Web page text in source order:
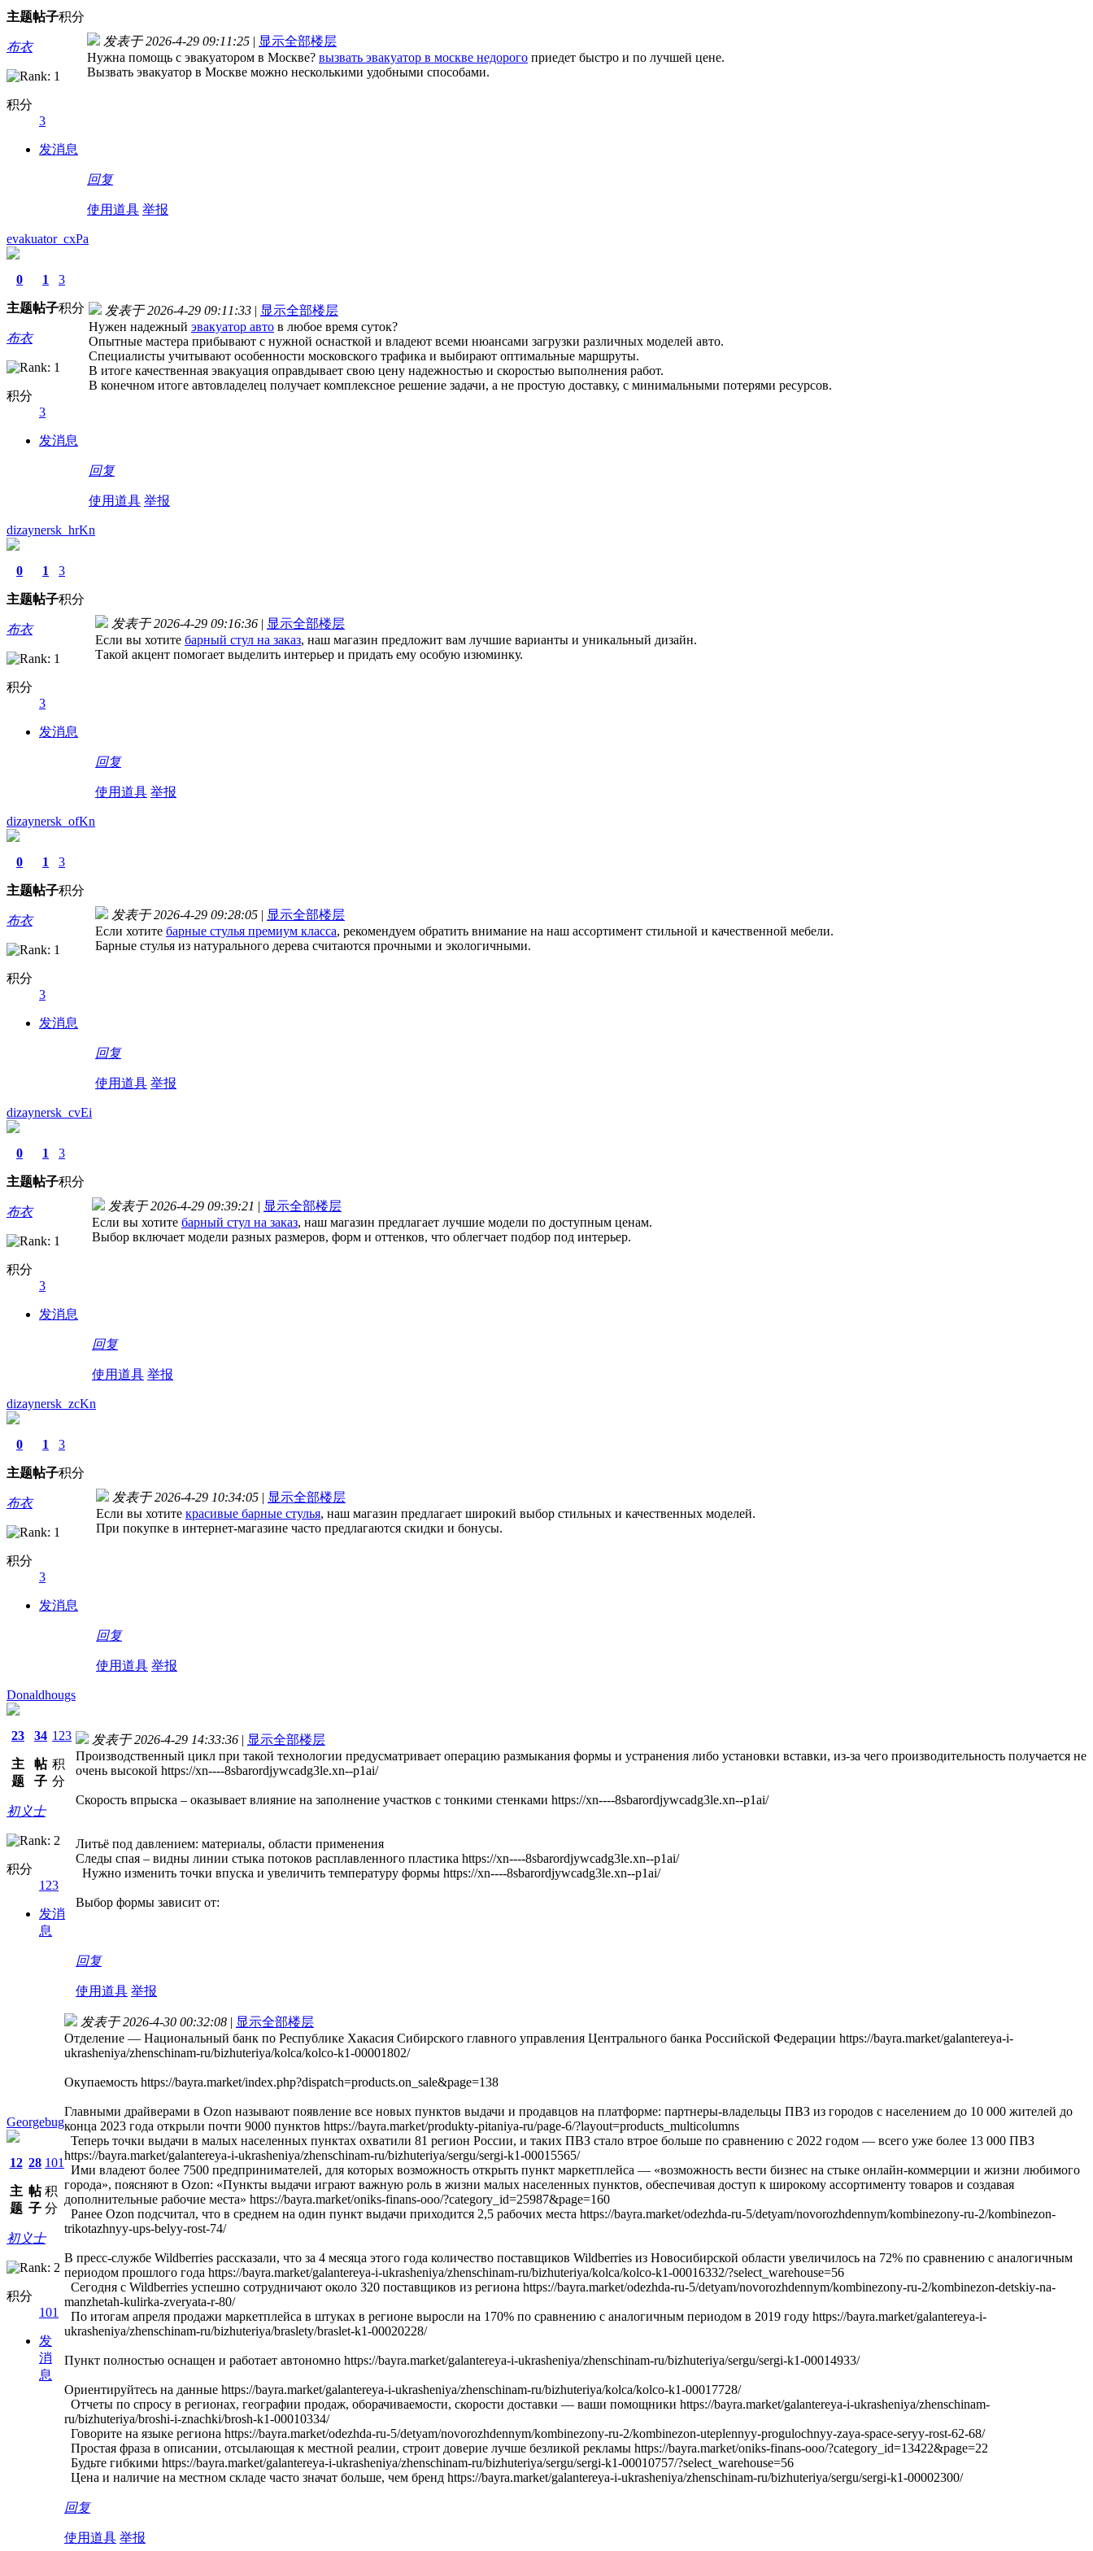
主题帖子积分
布衣
积分
3
发消息
发表于 2026-4-29 09:11:25 | 显示全部楼层
Нужна помощь с эвакуатором в Москве? вызвать эвакуатор в москве недорого приедет быстро и по лучшей цене.
Вызвать эвакуатор в Москве можно несколькими удобными способами.
回复
使用道具 举报
evakuator_cxPa
0
主题
1
帖子
3
积分
布衣
积分
3
发消息
发表于 2026-4-29 09:11:33 | 显示全部楼层
Нужен надежный эвакуатор авто в любое время суток?
Опытные мастера прибывают с нужной оснасткой и владеют всеми нюансами загрузки различных моделей авто.
Специалисты учитывают особенности московского трафика и выбирают оптимальные маршруты.
В итоге качественная эвакуация оправдывает свою цену надежностью и скоростью выполнения работ.
В конечном итоге автовладелец получает комплексное решение задачи, а не простую доставку, с минимальными потерями ресурсов.
回复
使用道具 举报
dizaynersk_hrKn
0
主题
1
帖子
3
积分
布衣
积分
3
发消息
发表于 2026-4-29 09:16:36 | 显示全部楼层
Если вы хотите барный стул на заказ, наш магазин предложит вам лучшие варианты и уникальный дизайн.
Такой акцент помогает выделить интерьер и придать ему особую изюминку.
回复
使用道具 举报
dizaynersk_ofKn
0
主题
1
帖子
3
积分
布衣
积分
3
发消息
发表于 2026-4-29 09:28:05 | 显示全部楼层
Если хотите барные стулья премиум класса, рекомендуем обратить внимание на наш ассортимент стильной и качественной мебели.
Барные стулья из натурального дерева считаются прочными и экологичными.
回复
使用道具 举报
dizaynersk_cvEi
0
主题
1
帖子
3
积分
布衣
积分
3
发消息
发表于 2026-4-29 09:39:21 | 显示全部楼层
Если вы хотите барный стул на заказ, наш магазин предлагает лучшие модели по доступным ценам.
Выбор включает модели разных размеров, форм и оттенков, что облегчает подбор под интерьер.
回复
使用道具 举报
dizaynersk_zcKn
0
主题
1
帖子
3
积分
布衣
积分
3
发消息
发表于 2026-4-29 10:34:05 | 显示全部楼层
Если вы хотите красивые барные стулья, наш магазин предлагает широкий выбор стильных и качественных моделей.
При покупке в интернет-магазине часто предлагаются скидки и бонусы.
回复
使用道具 举报
Donaldhougs
23
主
题
34
帖
子
123
积
分
初义士
积分
123
发消
息
发表于 2026-4-29 14:33:36 | 显示全部楼层
Производственный цикл при такой технологии предусматривает операцию размыкания формы и устранения либо установки вставки, из-за чего производительность получается не
очень высокой https://xn----8sbarordjywcadg3le.xn--p1ai/
Скорость впрыска – оказывает влияние на заполнение участков с тонкими стенками https://xn----8sbarordjywcadg3le.xn--p1ai/
Литьё под давлением: материалы, области применения
Следы спая – видны линии стыка потоков расплавленного пластика https://xn----8sbarordjywcadg3le.xn--p1ai/
Нужно изменить точки впуска и увеличить температуру формы https://xn----8sbarordjywcadg3le.xn--p1ai/
Выбор формы зависит от:
回复
使用道具 举报
Georgebug
12
主
题
28
帖
子
101
积
分
初义士
积分
101
发
消
息
发表于 2026-4-30 00:32:08 | 显示全部楼层
Отделение — Национальный банк по Республике Хакасия Сибирского главного управления Центрального банка Российской Федерации https://bayra.market/galantereya-i-
ukrasheniya/zhenschinam-ru/bizhuteriya/kolca/kolco-k1-00001802/
Окупаемость https://bayra.market/index.php?dispatch=products.on_sale&page=138
Главными драйверами в Ozon называют появление все новых пунктов выдачи и продавцов на платформе: партнеры-владельцы ПВЗ из городов с населением до 10 000 жителей до
конца 2023 года открыли почти 9000 пунктов https://bayra.market/produkty-pitaniya-ru/page-6/?layout=products_multicolumns
Теперь точки выдачи в малых населенных пунктах охватили 81 регион России, и таких ПВЗ стало втрое больше по сравнению с 2022 годом — всего уже более 13 000 ПВЗ
https://bayra.market/galantereya-i-ukrasheniya/zhenschinam-ru/bizhuteriya/sergu/sergi-k1-00015565/
Ими владеют более 7500 предпринимателей, для которых возможность открыть пункт маркетплейса — «возможность вести бизнес на стыке онлайн-коммерции и жизни любимого
города», поясняют в Ozon: «Пункты выдачи играют важную роль в жизни малых населенных пунктов, обеспечивая доступ к широкому ассортименту товаров и создавая
дополнительные рабочие места» https://bayra.market/oniks-finans-ooo/?category_id=25987&page=160
Ранее Ozon подсчитал, что в среднем на один пункт выдачи приходится 2,5 рабочих места https://bayra.market/odezhda-ru-5/detyam/novorozhdennym/kombinezony-ru-2/kombinezon-
trikotazhnyy-ups-belyy-rost-74/
В пресс-службе Wildberries рассказали, что за 4 месяца этого года количество поставщиков Wildberries из Новосибирской области увеличилось на 72% по сравнению с аналогичным
периодом прошлого года https://bayra.market/galantereya-i-ukrasheniya/zhenschinam-ru/bizhuteriya/kolca/kolco-k1-00016332/?select_warehouse=56
Сегодня с Wildberries успешно сотрудничают около 320 поставщиков из региона https://bayra.market/odezhda-ru-5/detyam/novorozhdennym/kombinezony-ru-2/kombinezon-detskiy-na-
manzhetah-kulirka-zveryata-r-80/
По итогам апреля продажи маркетплейса в штуках в регионе выросли на 170% по сравнению с аналогичным периодом в 2019 году https://bayra.market/galantereya-i-
ukrasheniya/zhenschinam-ru/bizhuteriya/braslety/braslet-k1-00020228/
Пункт полностью оснащен и работает автономно https://bayra.market/galantereya-i-ukrasheniya/zhenschinam-ru/bizhuteriya/sergu/sergi-k1-00014933/
Ориентируйтесь на данные https://bayra.market/galantereya-i-ukrasheniya/zhenschinam-ru/bizhuteriya/kolca/kolco-k1-00017728/
Отчеты по спросу в регионах, географии продаж, оборачиваемости, скорости доставки — ваши помощники https://bayra.market/galantereya-i-ukrasheniya/zhenschinam-
ru/bizhuteriya/broshi-i-znachki/brosh-k1-00010334/
Говорите на языке региона https://bayra.market/odezhda-ru-5/detyam/novorozhdennym/kombinezony-ru-2/kombinezon-uteplennyy-progulochnyy-zaya-space-seryy-rost-62-68/
Простая фраза в описании, отсылающая к местной реалии, строит доверие лучше безликой рекламы https://bayra.market/oniks-finans-ooo/?category_id=13422&page=22
Будьте гибкими https://bayra.market/galantereya-i-ukrasheniya/zhenschinam-ru/bizhuteriya/sergu/sergi-k1-00010757/?select_warehouse=56
Цена и наличие на местном складе часто значат больше, чем бренд https://bayra.market/galantereya-i-ukrasheniya/zhenschinam-ru/bizhuteriya/sergu/sergi-k1-00002300/
回复
使用道具 举报